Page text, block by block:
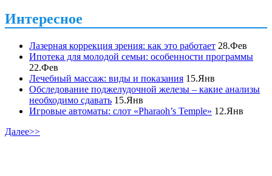
Интересное
Лазерная коррекция зрения: как это работает 28.Фев
Ипотека для молодой семьи: особенности программы
22.Фев
Лечебный массаж: виды и показания 15.Янв
Обследование поджелудочной железы – какие анализы
необходимо сдавать 15.Янв
Игровые автоматы: слот «Pharaoh’s Temple» 12.Янв
Далее>>